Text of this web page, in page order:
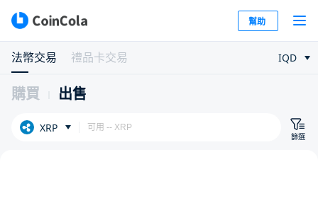
幫助
法幣交易 禮品卡交易 IQD
購買 出售
XRP
篩選